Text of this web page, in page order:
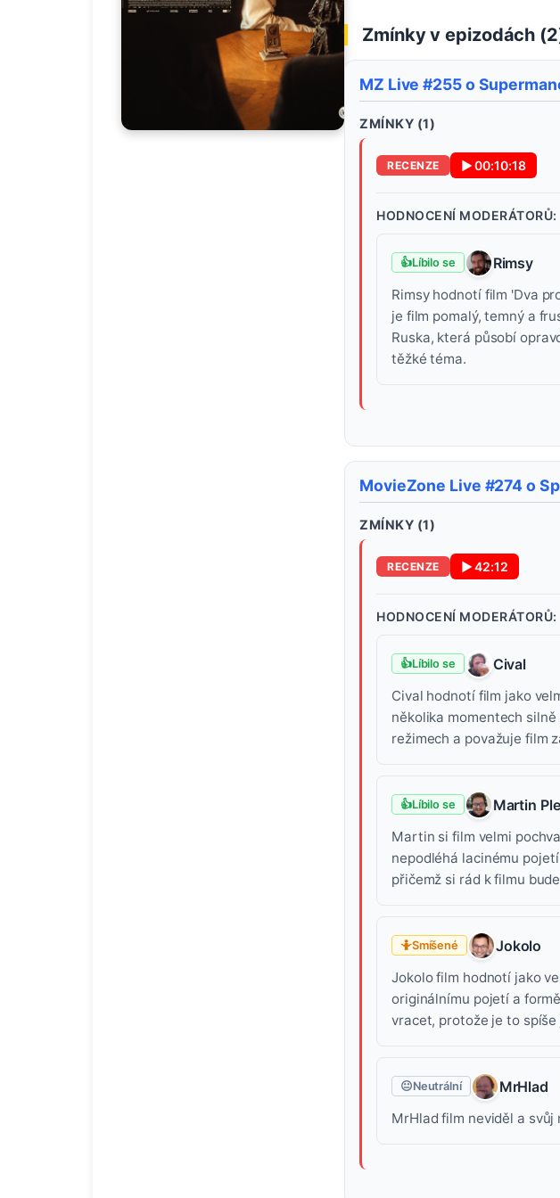
Zmínky v epizodách (2
MZ Live #255 o
ZMÍNKY (1)
RECENZE ▶00:10:18
HODNOCENÍ MODERÁTORŮ:
👍Líbilo se Rimsy
Rimsy hodnotí film 'Dva
je film pomalý, temný a
Ruska, která působí
těžké téma.
MovieZone Live #274 o
ZMÍNKY (1)
RECENZE ▶42:12
HODNOCENÍ MODERÁTORŮ:
👍Líbilo se Cival
Cival hodnotí film jako
několika momentech
režimech a považuje film
👍Líbilo se Martin
Martin si film velmi
nepodléhá lacinému
přičemž si rád k filmu
🤷Smíšené Jokolo
Jokolo film hodnotí jako
originálnímu pojetí a
vracet, protože je to
😐Neutrální MrHlad
MrHlad film neviděl a